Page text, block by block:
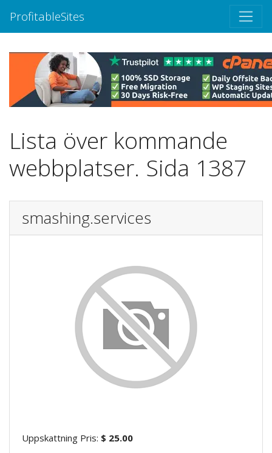
ProfitableSites
Lista över kommande
webbplatser. Sida 1387
smashing.services
Uppskattning Pris: $ 25.00